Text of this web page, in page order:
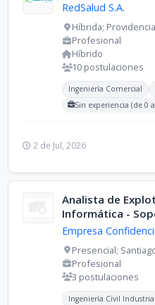
RedSalud S.A.
Híbrida;
Profesional
Híbrido
10 postulaciones
Carreras buscadas:
Ingeniería Comercial
Sin experiencia (de 0
2 de Jul, 2026
Analista de
Informática -
Empresa
Presencial;
Profesional
3 postulaciones
Carreras buscadas:
Ingeniería Civil Industrial